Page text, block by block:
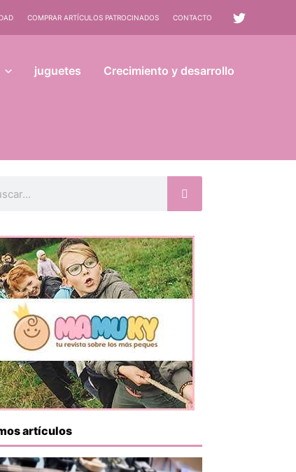
COMPRAR ARTÍCULOS PATROCINADOS CONTACTO
juguetes Crecimiento y desarrollo
artículos